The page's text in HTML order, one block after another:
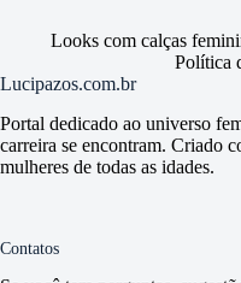
Looks com calças
Política
Lucipazos.com.br
Portal dedicado ao universo
carreira se encontram. Criado
mulheres de todas as idades.
Contatos